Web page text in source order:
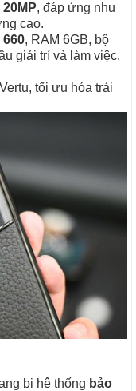
, đáp ứng nhu
cao.
, RAM 6GB, bộ
giải trí và làm việc.
tối ưu hóa trải
bị hệ thống bảo